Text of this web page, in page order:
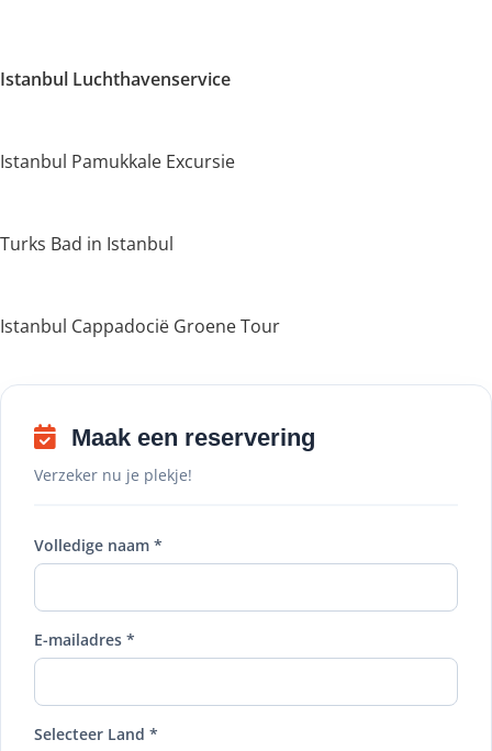
Istanbul Luchthavenservice
Istanbul Pamukkale Excursie
Turks Bad in Istanbul
Istanbul Cappadocië Groene Tour
Maak een reservering
Verzeker nu je plekje!
Volledige naam *
E-mailadres *
Selecteer Land *